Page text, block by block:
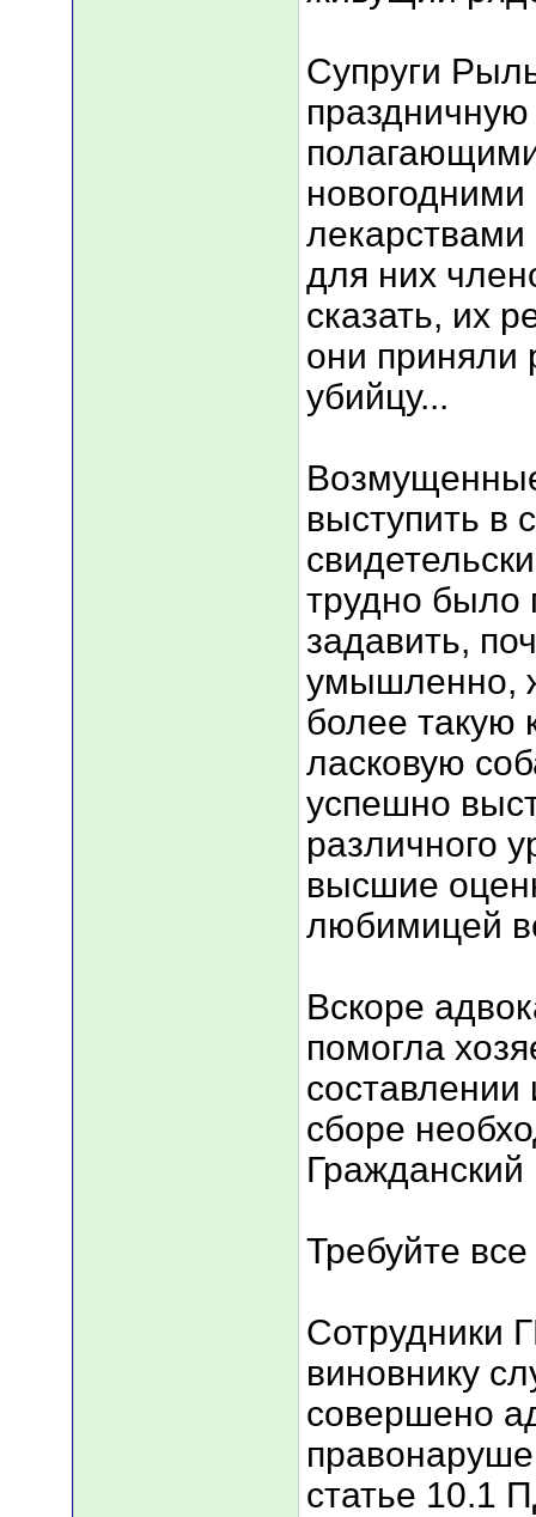
Супруги
для них
сказать, их
они приняли
убийцу...
выступить в
трудно было
задавить,
умышленно,
более такую
ласковую
успешно
различного
высшие
любимицей
Вскоре
помогла
составлении
сборе
Требуйте
Сотрудники
виновнику
совершено
статье 10.1